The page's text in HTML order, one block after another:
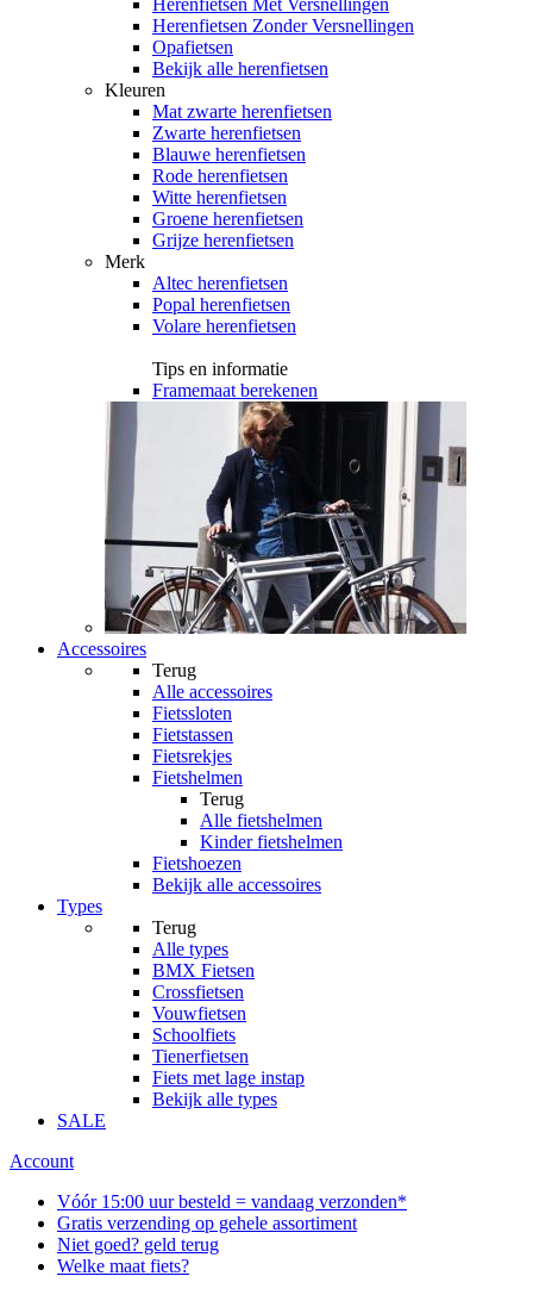
Herenfietsen Met Versnellingen
Herenfietsen Zonder Versnellingen
Opafietsen
Bekijk alle herenfietsen
Kleuren
Mat zwarte herenfietsen
Zwarte herenfietsen
Blauwe herenfietsen
Rode herenfietsen
Witte herenfietsen
Groene herenfietsen
Grijze herenfietsen
Merk
Altec herenfietsen
Popal herenfietsen
Volare herenfietsen
Tips en informatie
Framemaat berekenen
Accessoires
Terug
Alle accessoires
Fietssloten
Fietstassen
Fietsrekjes
Fietshelmen
Terug
Alle fietshelmen
Kinder fietshelmen
Fietshoezen
Bekijk alle accessoires
Types
Terug
Alle types
BMX Fietsen
Crossfietsen
Vouwfietsen
Schoolfiets
Tienerfietsen
Fiets met lage instap
Bekijk alle types
SALE
Account
Vóór 15:00 uur besteld = vandaag verzonden*
Gratis verzending op gehele assortiment
Niet goed? geld terug
Welke maat fiets?